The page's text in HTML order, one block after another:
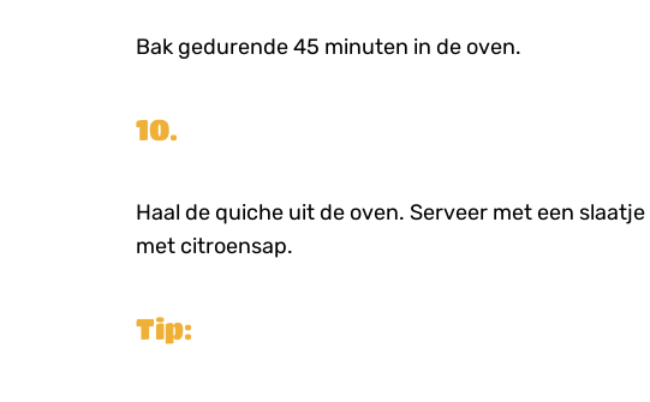
Bak gedurende 45 minuten in de oven.
10.
Haal de quiche uit de oven. Serveer met een
met citroensap.
Tip: